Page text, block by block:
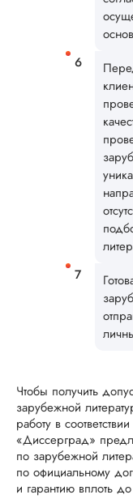
Чтобы получить
зарубежной
работу в
«Диссерград»
по зарубежной
по официальному
и гарантию вплоть